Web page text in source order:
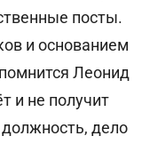
посты.
и основанием
Леонид
и не получит
дело